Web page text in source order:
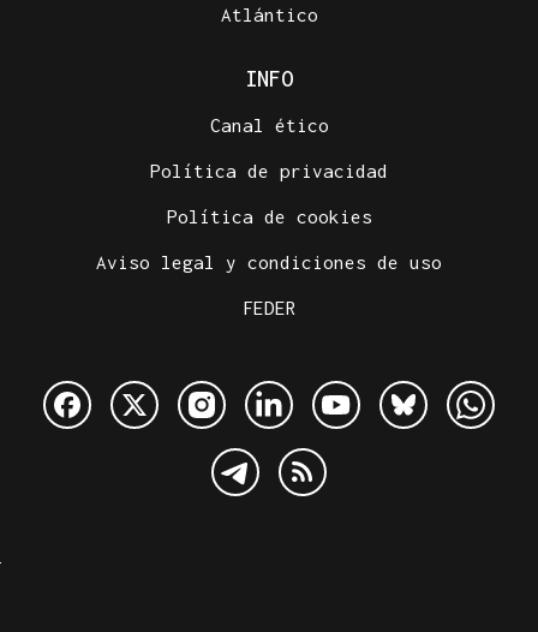
Atlántico
INFO
Canal ético
Política de privacidad
Política de cookies
Aviso legal y condiciones de uso
FEDER